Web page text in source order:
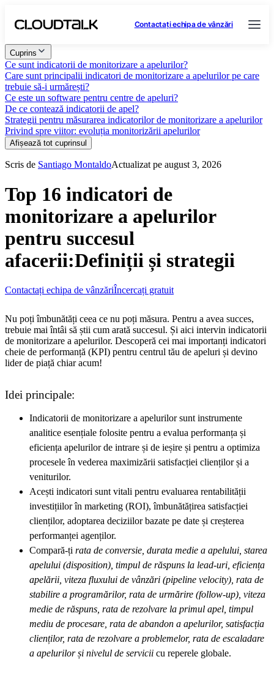
Contactați echipa de vânzări
Cuprins
Ce sunt indicatorii de monitorizare a apelurilor?
Care sunt principalii indicatori de monitorizare a apelurilor pe care
trebuie să-i urmărești?
Ce este un software pentru centre de apeluri?
De ce contează indicatorii de apel?
Strategii pentru măsurarea indicatorilor de monitorizare a apelurilor
Privind spre viitor: evoluția monitorizării apelurilor
Afișează tot cuprinsul
Scris de Santiago MontaldoActualizat pe august 3, 2026
Top 16 indicatori de
monitorizare a apelurilor
pentru succesul
afacerii:Definiții și strategii
Contactați echipa de vânzăriÎncercați gratuit
Nu poți îmbunătăți ceea ce nu poți măsura. Pentru a avea succes,
trebuie mai întâi să știi cum arată succesul. Și aici intervin indicatorii
de monitorizare a apelurilor. Descoperă cei mai importanți indicatori
cheie de performanță (KPI) pentru centrul tău de apeluri și devino
lider de piață chiar acum!
Idei principale:
Indicatorii de monitorizare a apelurilor sunt instrumente
analitice esențiale folosite pentru a evalua performanța și
eficiența apelurilor de intrare și de ieșire și pentru a optimiza
procesele în vederea maximizării satisfacției clienților și a
veniturilor.
Acești indicatori sunt vitali pentru evaluarea rentabilității
investițiilor în marketing (ROI), îmbunătățirea satisfacției
clienților, adoptarea deciziilor bazate pe date și creșterea
performanței agenților.
Compară-ți rata de conversie, durata medie a apelului, starea
apelului (disposition), timpul de răspuns la lead-uri, eficiența
apelării, viteza fluxului de vânzări (pipeline velocity), rata de
stabilire a programărilor, rata de urmărire (follow-up), viteza
medie de răspuns, rata de rezolvare la primul apel, timpul
mediu de procesare, rata de abandon a apelurilor, satisfacția
clienților, rata de rezolvare a problemelor, rata de escaladare
a apelurilor și nivelul de servicii cu reperele globale.